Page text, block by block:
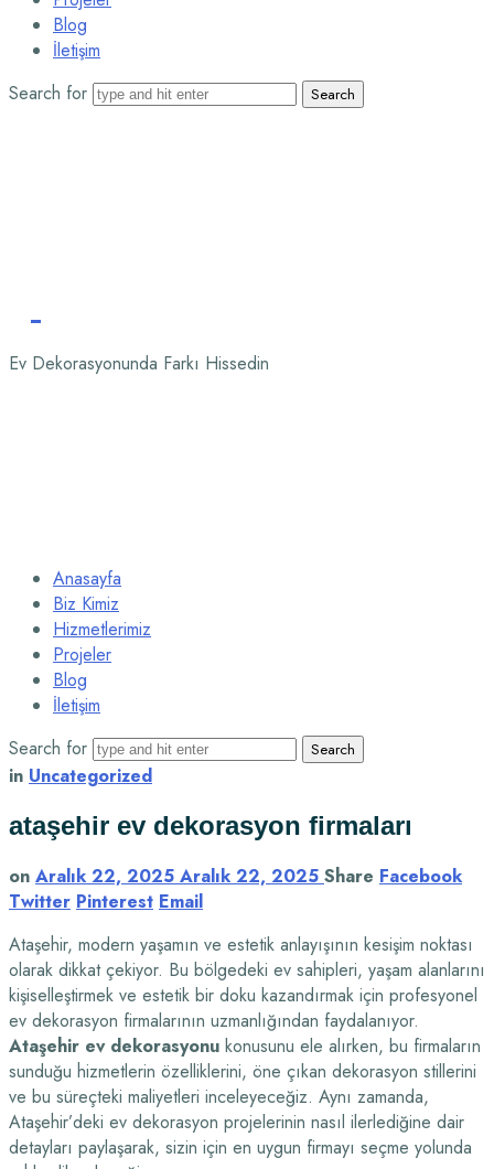
Blog
İletişim
Search for
Ev Dekorasyonunda Farkı Hissedin
Anasayfa
Biz Kimiz
Hizmetlerimiz
Projeler
Blog
İletişim
Search for
in Uncategorized
ataşehir ev dekorasyon firmaları
on Aralık 22, 2025 Aralık 22, 2025 Share Facebook
Twitter Pinterest Email
Ataşehir, modern yaşamın ve estetik anlayışının kesişim noktası
olarak dikkat çekiyor. Bu bölgedeki ev sahipleri, yaşam alanlarını
kişiselleştirmek ve estetik bir doku kazandırmak için profesyonel
ev dekorasyon firmalarının uzmanlığından faydalanıyor.
Ataşehir ev dekorasyonu konusunu ele alırken, bu firmaların
sunduğu hizmetlerin özelliklerini, öne çıkan dekorasyon stillerini
ve bu süreçteki maliyetleri inceleyeceğiz. Aynı zamanda,
Ataşehir’deki ev dekorasyon projelerinin nasıl ilerlediğine dair
detayları paylaşarak, sizin için en uygun firmayı seçme yolunda